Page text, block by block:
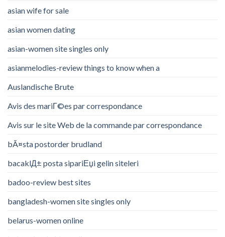
asian wife for sale
asian women dating
asian-women site singles only
asianmelodies-review things to know when a
Auslandische Brute
Avis des mariГ©es par correspondance
Avis sur le site Web de la commande par correspondance
bÃ¤sta postorder brudland
bacaklД± posta sipariЕџi gelin siteleri
badoo-review best sites
bangladesh-women site singles only
belarus-women online